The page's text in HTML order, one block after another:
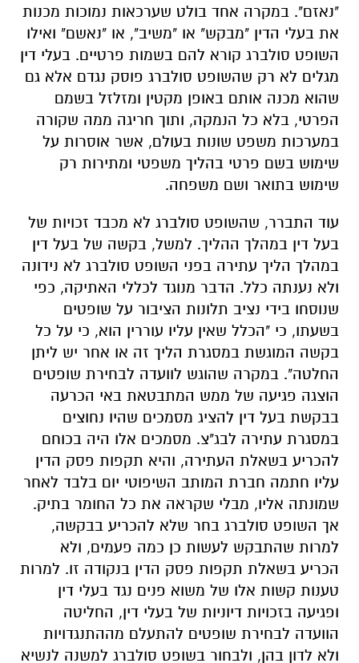
"נאזם". במקרה אחד בולט שערכאות נמוכות מכנות
את בעלי הדין "מבקש" או "משיב", או "נאשם" ואילו
השופט סולברג קורא להם בשמות פרטיים. בעלי דין
מגלים לא רק שהשופט סולברג פוסק נגדם אלא גם
שהוא מכנה אותם באופן מקטין ומזלזל בשמם
הפרטי, בלא כל הנמקה, ותוך חריגה ממה שקורה
במערכות משפט שונות בעולם, אשר אוסרות על
שימוש בשם פרטי בהליך משפטי ומתירות רק
שימוש בתואר ושם משפחה.
עוד התברר, שהשופט סולברג לא מכבד זכויות של
בעל דין במהלך ההליך. למשל, בקשה של בעל דין
במהלך הליך עתירה בפני השופט סולברג לא נידונה
ולא נענתה כלל. הדבר מנוגד לכללי האתיקה, כפי
שנוסחו בידי נציב תלונות הציבור על שופטים
בשעתו, כי "הכלל שאין עליו עוררין הוא, כי על כל
בקשה המוגשת במסגרת הליך זה או אחר יש ליתן
החלטה". במקרה שהוגש לוועדה לבחירת שופטים
הוצגה פגיעה של ממש המתבטאת באי הכרעה
בבקשת בעל דין להציג מסמכים שהיו נחוצים
במסגרת עתירה לבג"צ. מסמכים אלו היה בכוחם
להכריע בשאלת העתירה, והיא תקפות פסק הדין
עליו חתמה חברת המותב השיפוטי יום בלבד לאחר
שמונתה אליו, מבלי שקראה את כל החומר בתיק.
אך השופט סולברג בחר שלא להכריע בבקשה,
למרות שהתבקש לעשות כן כמה פעמים, ולא
הכריע בשאלת תקפות פסק הדין בנקודה זו. למרות
טענות קשות אלו של משוא פנים נגד בעלי דין
ופגיעה בזכויות דיוניות של בעלי דין, החליטה
הוועדה לבחירת שופטים להתעלם מההתנגדויות
ולא לדון בהן, ולבחור בשופט סולברג למשנה לנשיא